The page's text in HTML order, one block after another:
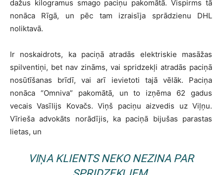
dažus kilogramus smago paciņu pakomātā. Vispirms tā
nonāca Rīgā, un pēc tam izraisīja sprādzienu DHL
noliktavā.
Ir noskaidrots, ka paciņā atradās elektriskie masāžas
spilventiņi, bet nav zināms, vai spridzekļi atradās paciņā
nosūtīšanas brīdī, vai arī ievietoti tajā vēlāk. Paciņa
nonāca “Omniva” pakomātā, un to izņēma 62 gadus
vecais Vasīlijs Kovačs. Viņš paciņu aizvedis uz Viļņu.
Vīrieša advokāts norādījis, ka paciņā bijušas parastas
lietas, un
VIŅA KLIENTS NEKO NEZINA PAR